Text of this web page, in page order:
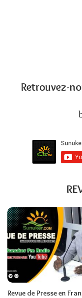
Retrouvez-
Revue de Presse en